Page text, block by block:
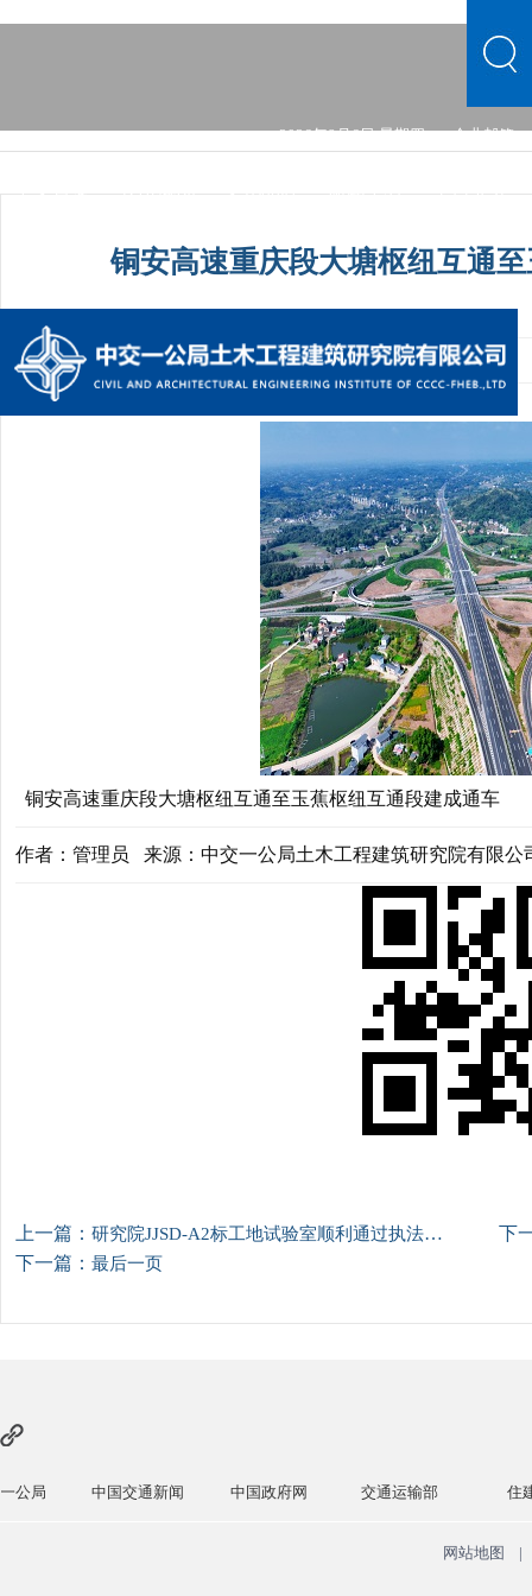
2026年8月6日 星期四 企业邮箱
中文首页 公司概况 文化品牌 新闻中心 主营业务
铜安高速重庆段大塘枢纽互通
发布时间：2021-10-15 08:24:15手机阅读量：1
铜安高速重庆段大塘枢纽互通至玉蕉枢纽互通段建成通车
作者：管理员 来源：中交一公局土木工程建筑研究院有限公
上一篇： 研究院JJSD-A2标工地试验室顺利通过执法局备案验收
下
下一篇： 最后一页
中国交通新闻 中国政府网 交通运输部 住建部
网站地图 |